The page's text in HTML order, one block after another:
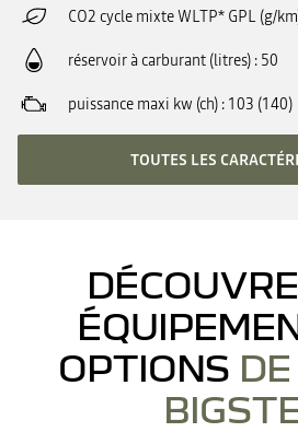
CO2 cycle mixte WLTP* GPL (g/
réservoir à carburant (litres) 50
puissance maxi kw (ch) 103 (140)
TOUTES LES
OPTIONS